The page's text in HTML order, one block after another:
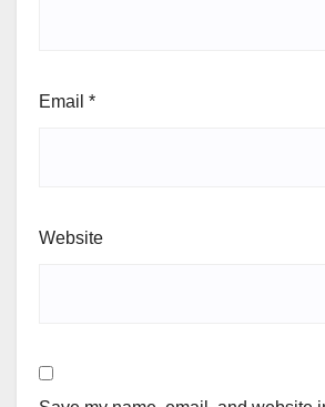
Email *
Website